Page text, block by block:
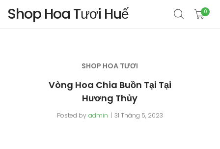
Shop Hoa Tươi Huế 0
SHOP HOA TƯƠI
Vòng Hoa Chia Buồn Tại Tại
Hương Thủy
Posted by admin 31 Tháng 5, 2023